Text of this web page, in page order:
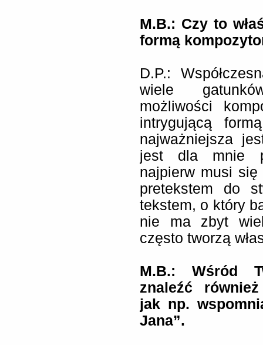
M.B.: Czy to
formą
D.P.:
wiele
możliwości
intrygującą
najważniejsza
jest dla mnie
najpierw musi
pretekstem do
tekstem, o który
nie ma zbyt
często tworzą
M.B.: Wśród
znaleźć
jak np.
Jana”.